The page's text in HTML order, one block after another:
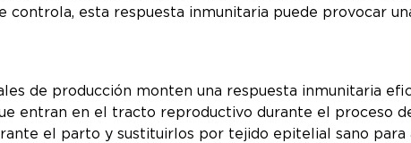
controla, esta respuesta inmunitaria puede provocar
de producción monten una respuesta inmunitaria
entran en el tracto reproductivo durante el proceso
el parto y sustituirlos por tejido epitelial sano